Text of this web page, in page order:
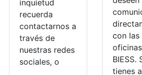
inquietud
recuerda
contactarnos a
través de
nuestras redes
sociales, o
con las
BIESS.
tienes